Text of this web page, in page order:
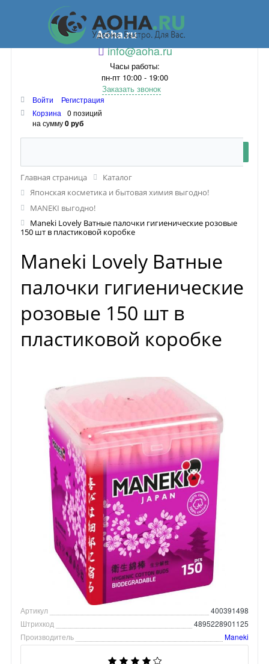
Aoha.ru
info@aoha.ru
Часы работы:
пн-пт 10:00 - 19:00
Заказать звонок
Войти
Регистрация
Корзина
0 позиций
на сумму0 руб
Главная страница
Каталог
Японская косметика и бытовая химия выгодно!
MANEKI выгодно!
Maneki Lovely Ватные палочки гигиенические розовые
150 шт в пластиковой коробке
Maneki Lovely Ватные
палочки гигиенические
розовые 150 шт в
пластиковой коробке
Артикул
400391498
Штрихкод
4895228901125
Производитель
Maneki